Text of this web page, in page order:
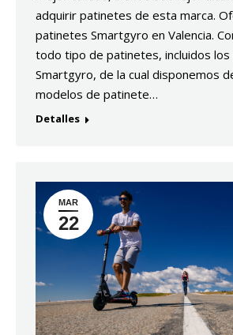
adquirir patinetes de esta marca.
patinetes Smartgyro en Valencia.
todo tipo de patinetes, incluidos los
Smartgyro, de la cual disponemos
modelos de patinete…
Detalles
MAR
22